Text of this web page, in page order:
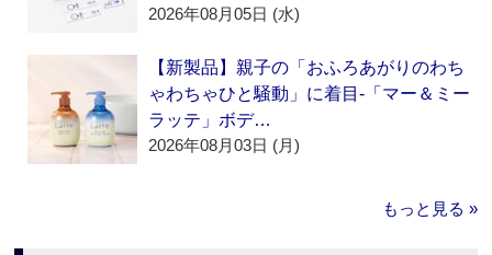
2026年08月05日 (水)
【新製品】親子の「おふろあがりのわち
ゃわちゃひと騒動」に着目‐「マー＆ミー
ラッテ」ボデ…
2026年08月03日 (月)
もっと見る »